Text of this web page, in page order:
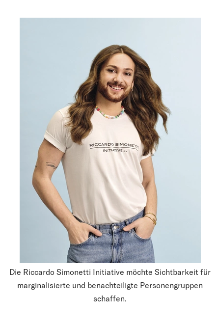
Die Riccardo Simonetti Initiative möchte Sichtbar­keit für
margina­lisierte und benachteiligte Personen­gruppen
schaffen.